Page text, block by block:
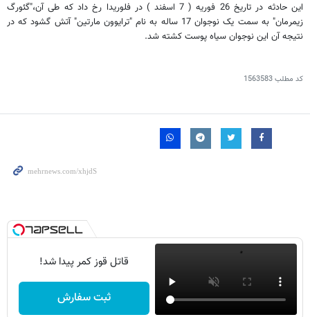
این حادثه در تاریخ 26 فوریه ( 7 اسفند ) در فلوریدا رخ داد که طی آن،"گئورگ
زیمرمان" به سمت یک نوجوان 17 ساله به نام "ترایوون مارتین" آتش گشود که در
نتیجه آن این نوجوان سیاه پوست کشته شد.
کد مطلب1563583
قاتل قوز کمر پیدا شد!
ثبت سفارش